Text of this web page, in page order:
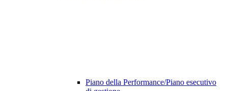
Piano della Performance/Piano esecutivo